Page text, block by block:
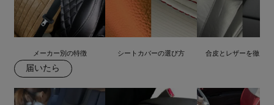
メーカー別の特徴 シートカバーの選び方 合皮とレザーを徹底比
届いたら